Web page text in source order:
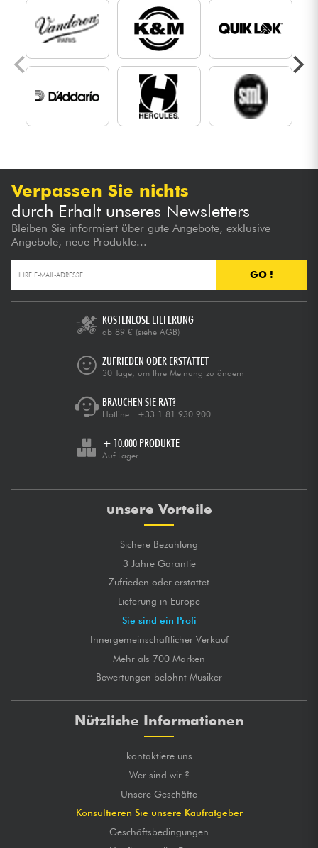
Verpassen Sie nichts
durch Erhalt unseres Newsletters
Bleiben Sie informiert über gute Angebote, exklusive
Angebote, neue Produkte...
GO !
KOSTENLOSE LIEFERUNG
ab 89 € (siehe AGB)
ZUFRIEDEN ODER ERSTATTET
30 Tage, um Ihre Meinung zu ändern
BRAUCHEN SIE RAT?
Hotline : +33 1 81 930 900
+ 10.000 PRODUKTE
Auf Lager
unsere Vorteile
Sichere Bezahlung
3 Jahre Garantie
Zufrieden oder erstattet
Lieferung in Europe
Sie sind ein Profi
Innergemeinschaftlicher Verkauf
Mehr als 700 Marken
Bewertungen belohnt Musiker
Nützliche Informationen
kontaktiere uns
Wer sind wir ?
Unsere Geschäfte
Konsultieren Sie unsere Kaufratgeber
Geschäftsbedingungen